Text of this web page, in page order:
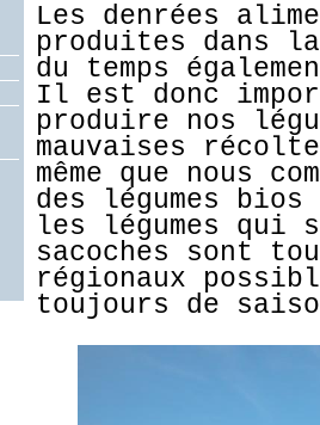
Les denrées
produites dans
du temps
Il est donc
produire nos
mauvaises
même que nous
des légumes
les légumes qui
sacoches sont
régionaux
toujours de